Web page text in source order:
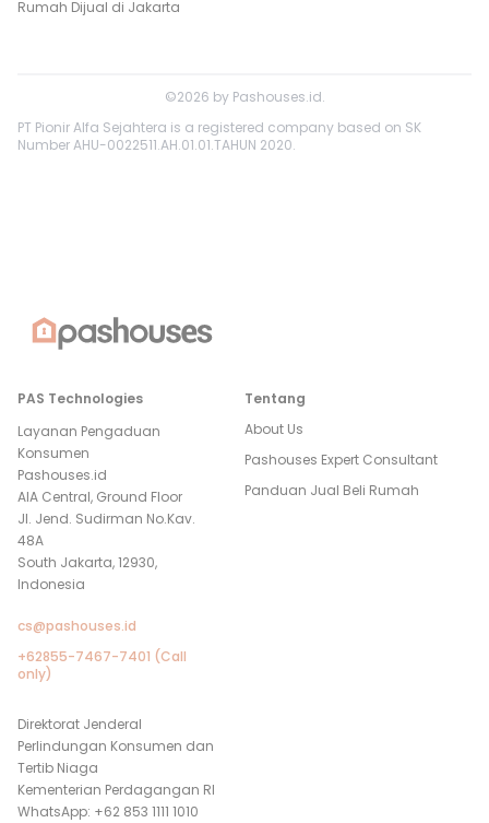
Rumah Dijual di Jakarta
©2026 by Pashouses.id.
PT Pionir Alfa Sejahtera is a registered company based on SK
Number AHU-0022511.AH.01.01.TAHUN 2020.
PAS Technologies
Layanan Pengaduan
Konsumen
Pashouses.id
AIA Central, Ground Floor
Jl. Jend. Sudirman No.Kav.
48A
South Jakarta, 12930,
Indonesia
cs@pashouses.id
+62855-7467-7401 (Call
only)
Direktorat Jenderal
Perlindungan Konsumen dan
Tertib Niaga
Kementerian Perdagangan RI
WhatsApp: +62 853 1111 1010
Tentang
About Us
Pashouses Expert Consultant
Panduan Jual Beli Rumah